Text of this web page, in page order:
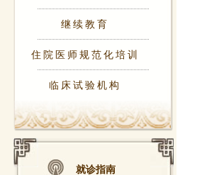
继续教育
住院医师规范化培训
临床试验机构
就诊指南